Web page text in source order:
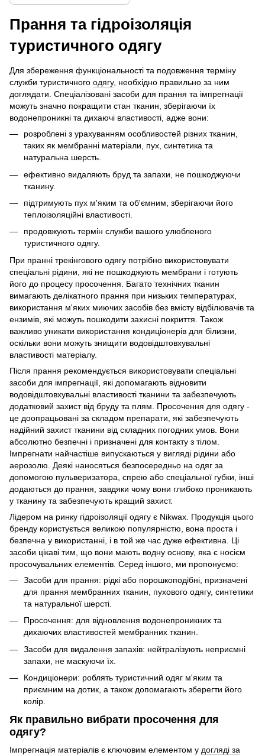
Прання та гідроізоляція
туристичного одягу
Для збереження функціональності та подовження терміну
служби туристичного одягу, необхідно правильно за ним
доглядати. Спеціалізовані засоби для прання та імпрегнації
можуть значно покращити стан тканин, зберігаючи їх
водонепроникні та дихаючі властивості, адже вони:
розроблені з урахуванням особливостей різних тканин,
таких як мембранні матеріали, пух, синтетика та
натуральна шерсть.
ефективно видаляють бруд та запахи, не пошкоджуючи
тканину.
підтримують пух м'яким та об'ємним, зберігаючи його
теплоізоляційні властивості.
продовжують термін служби вашого улюбленого
туристичного одягу.
При пранні трекінгового одягу потрібно використовувати
спеціальні рідини, які не пошкоджують мембрани і готують
його до процесу просочення. Багато технічних тканин
вимагають делікатного прання при низьких температурах,
використання м'яких миючих засобів без вмісту відбілювачів та
ензимів, які можуть пошкодити захисні покриття. Також
важливо уникати використання кондиціонерів для білизни,
оскільки вони можуть знищити водовідштовхувальні
властивості матеріалу.
Після прання рекомендується використовувати спеціальні
засоби для імпрегнації, які допомагають відновити
водовідштовхувальні властивості тканини та забезпечують
додатковий захист від бруду та плям. Просочення для одягу -
це доопрацьовані за складом препарати, які забезпечують
надійний захист тканини від складних погодних умов. Вони
абсолютно безпечні і призначені для контакту з тілом.
Імпрегнати найчастіше випускаються у вигляді рідини або
аерозолю. Деякі наносяться безпосередньо на одяг за
допомогою пульверизатора, спрею або спеціальної губки, інші
додаються до прання, завдяки чому вони глибоко проникають
у тканину та забезпечують кращий захист.
Лідером на ринку гідроізоляції одягу є Nikwax. Продукція цього
бренду користується великою популярністю, вона проста і
безпечна у використанні, і в той же час дуже ефективна. Ці
засоби цікаві тим, що вони мають водну основу, яка є носієм
просочувальних елементів. Серед іншого, ми пропонуємо:
Засоби для прання: рідкі або порошкоподібні, призначені
для прання мембранних тканин, пухового одягу, синтетики
та натуральної шерсті.
Просочення: для відновлення водонепроникних та
дихаючих властивостей мембранних тканин.
Засоби для видалення запахів: нейтралізують неприємні
запахи, не маскуючи їх.
Кондиціонери: роблять туристичний одяг м'яким та
приємним на дотик, а також допомагають зберегти його
колір.
Як правильно вибрати просочення для
одягу?
Імпрегнація матеріалів є ключовим елементом у догляді за